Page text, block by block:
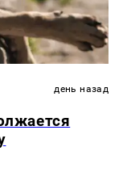
день назад